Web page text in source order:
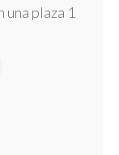
plaza 1